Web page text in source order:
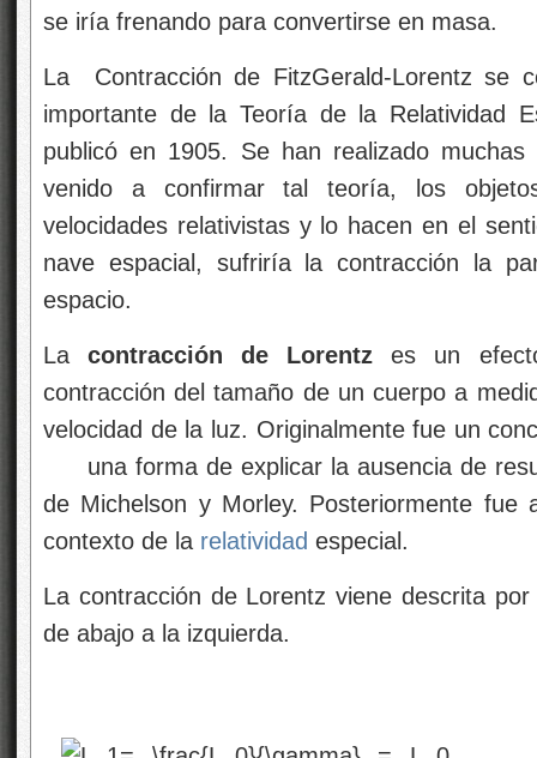
se iría frenando para convertirse en masa.
La Contracción de FitzGerald-Lorentz se
importante de la Teoría de la Relatividad
publicó en 1905. Se han realizado
venido a confirmar tal teoría, los
velocidades relativistas y lo hacen en el
nave espacial, sufriría la contracción la
espacio.
Lacontracción de Lorentz es un
contracción del tamaño de un cuerpo a
velocidad de la luz. Originalmente fue un
una forma de explicar la ausencia de
de Michelson y Morley. Posteriormente fue
contexto de la relatividad especial.
La contracción de Lorentz viene descrita
de abajo a la izquierda.